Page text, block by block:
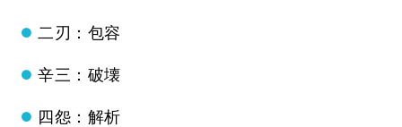
二刃：包容
辛三：破壊
四怨：解析